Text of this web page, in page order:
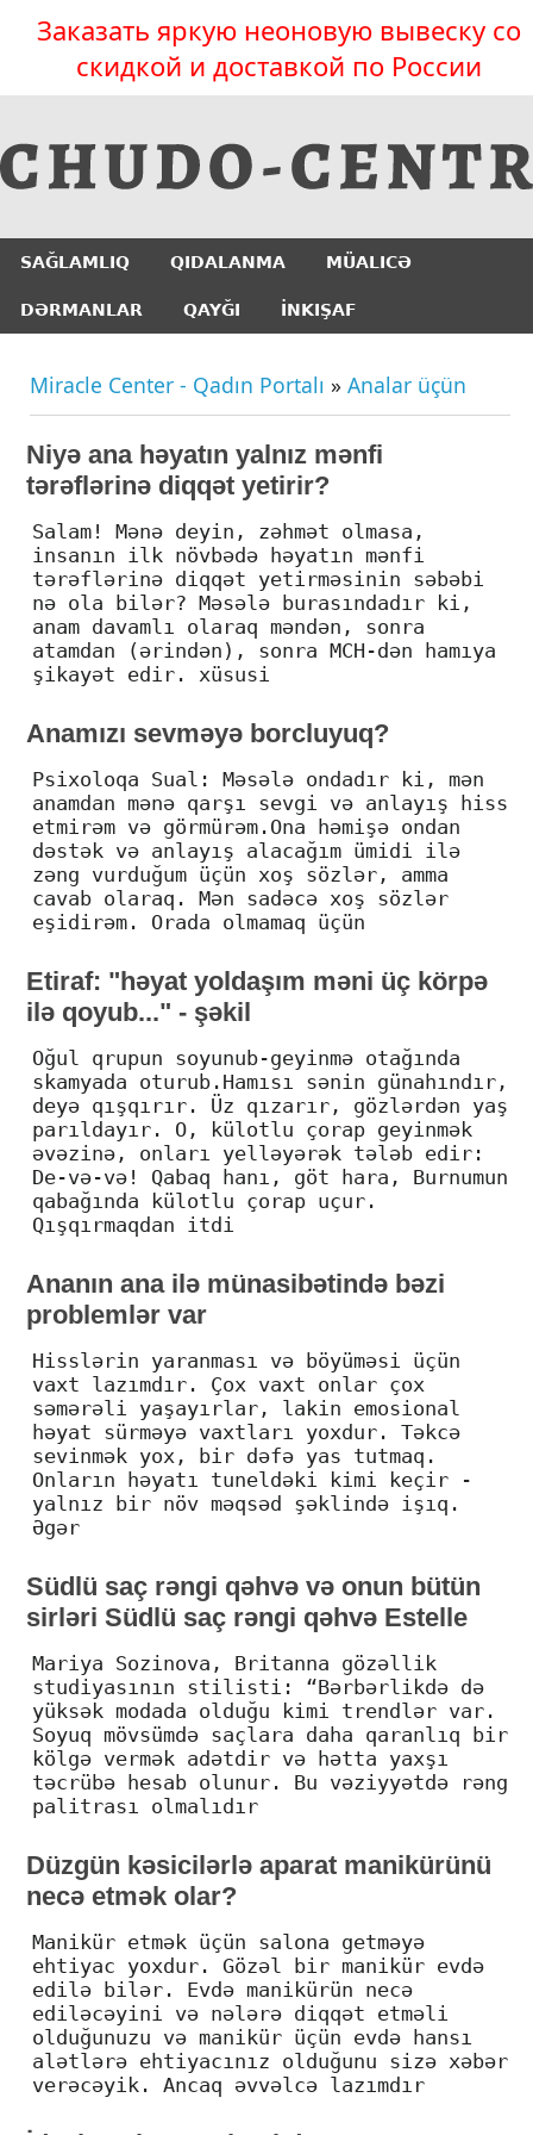
Заказать яркую неоновую вывеску со
скидкой и доставкой по России
SAĞLAMLIQ QIDALANMA MÜALICƏ
DƏRMANLAR QAYĞI İNKIŞAF
Miracle Center - Qadın Portalı » Analar üçün
Niyə ana həyatın yalnız mənfi
tərəflərinə diqqət yetirir?
Salam! Mənə deyin, zəhmət olmasa,
insanın ilk növbədə həyatın mənfi
tərəflərinə diqqət yetirməsinin səbəbi
nə ola bilər? Məsələ burasındadır ki,
anam davamlı olaraq məndən, sonra
atamdan (ərindən), sonra MCH-dən hamıya
şikayət edir. xüsusi
Anamızı sevməyə borcluyuq?
Psixoloqa Sual: Məsələ ondadır ki, mən
anamdan mənə qarşı sevgi və anlayış hiss
etmirəm və görmürəm.Ona həmişə ondan
dəstək və anlayış alacağım ümidi ilə
zəng vurduğum üçün xoş sözlər, amma
cavab olaraq. Mən sadəcə xoş sözlər
eşidirəm. Orada olmamaq üçün
Etiraf: "həyat yoldaşım məni üç körpə
ilə qoyub..." - şəkil
Oğul qrupun soyunub-geyinmə otağında
skamyada oturub.Hamısı sənin günahındır,
deyə qışqırır. Üz qızarır, gözlərdən yaş
parıldayır. O, külotlu çorap geyinmək
əvəzinə, onları yelləyərək tələb edir:
De-və-və! Qabaq hanı, göt hara, Burnumun
qabağında külotlu çorap uçur.
Qışqırmaqdan itdi
Ananın ana ilə münasibətində bəzi
problemlər var
Hisslərin yaranması və böyüməsi üçün
vaxt lazımdır. Çox vaxt onlar çox
səmərəli yaşayırlar, lakin emosional
həyat sürməyə vaxtları yoxdur. Təkcə
sevinmək yox, bir dəfə yas tutmaq.
Onların həyatı tuneldəki kimi keçir -
yalnız bir növ məqsəd şəklində işıq.
Əgər
Südlü saç rəngi qəhvə və onun bütün
sirləri Südlü saç rəngi qəhvə Estelle
Mariya Sozinova, Britanna gözəllik
studiyasının stilisti: “Bərbərlikdə də
yüksək modada olduğu kimi trendlər var.
Soyuq mövsümdə saçlara daha qaranlıq bir
kölgə vermək adətdir və hətta yaxşı
təcrübə hesab olunur. Bu vəziyyətdə rəng
palitrası olmalıdır
Düzgün kəsicilərlə aparat manikürünü
necə etmək olar?
Manikür etmək üçün salona getməyə
ehtiyac yoxdur. Gözəl bir manikür evdə
edilə bilər. Evdə manikürün necə
ediləcəyini və nələrə diqqət etməli
olduğunuzu və manikür üçün evdə hansı
alətlərə ehtiyacınız olduğunu sizə xəbər
verəcəyik. Ancaq əvvəlcə lazımdır